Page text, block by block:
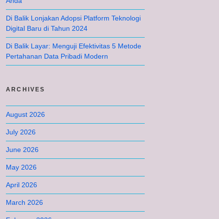
Di Balik Lonjakan Adopsi Platform Teknologi
Digital Baru di Tahun 2024
Di Balik Layar: Menguji Efektivitas 5 Metode
Pertahanan Data Pribadi Modern
ARCHIVES
August 2026
July 2026
June 2026
May 2026
April 2026
March 2026